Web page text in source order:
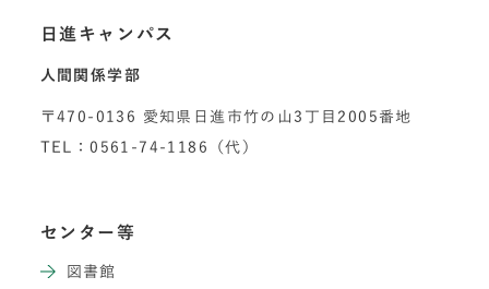
日進キャンパス
人間関係学部
〒470-0136 愛知県日進市竹の山3丁目2005番地
TEL：0561-74-1186（代）
センター等
図書館